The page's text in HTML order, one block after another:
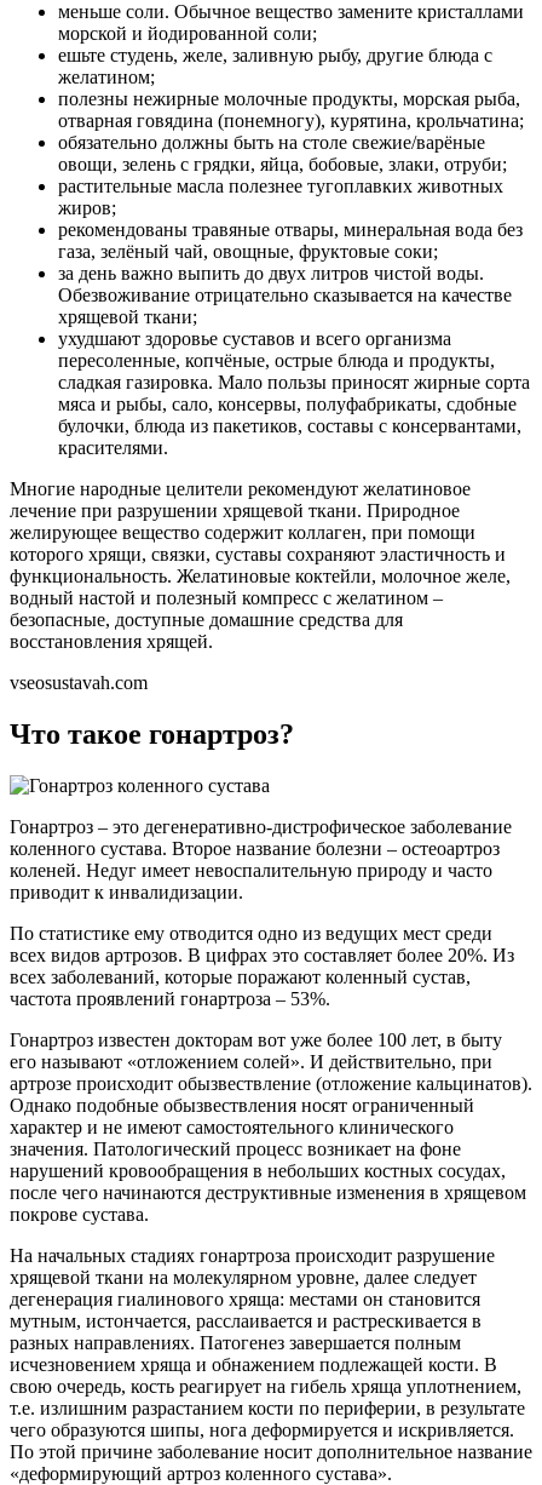
меньше соли. Обычное вещество замените кристаллами
морской и йодированной соли;
ешьте студень, желе, заливную рыбу, другие блюда с
желатином;
полезны нежирные молочные продукты, морская рыба,
отварная говядина (понемногу), курятина, крольчатина;
обязательно должны быть на столе свежие/варёные
овощи, зелень с грядки, яйца, бобовые, злаки, отруби;
растительные масла полезнее тугоплавких животных
жиров;
рекомендованы травяные отвары, минеральная вода без
газа, зелёный чай, овощные, фруктовые соки;
за день важно выпить до двух литров чистой воды.
Обезвоживание отрицательно сказывается на качестве
хрящевой ткани;
ухудшают здоровье суставов и всего организма
пересоленные, копчёные, острые блюда и продукты,
сладкая газировка. Мало пользы приносят жирные сорта
мяса и рыбы, сало, консервы, полуфабрикаты, сдобные
булочки, блюда из пакетиков, составы с консервантами,
красителями.
Многие народные целители рекомендуют желатиновое
лечение при разрушении хрящевой ткани. Природное
желирующее вещество содержит коллаген, при помощи
которого хрящи, связки, суставы сохраняют эластичность и
функциональность. Желатиновые коктейли, молочное желе,
водный настой и полезный компресс с желатином –
безопасные, доступные домашние средства для
восстановления хрящей.
vseosustavah.com
Что такое гонартроз?
Гонартроз – это дегенеративно-дистрофическое заболевание
коленного сустава. Второе название болезни – остеоартроз
коленей. Недуг имеет невоспалительную природу и часто
приводит к инвалидизации.
По статистике ему отводится одно из ведущих мест среди
всех видов артрозов. В цифрах это составляет более 20%. Из
всех заболеваний, которые поражают коленный сустав,
частота проявлений гонартроза – 53%.
Гонартроз известен докторам вот уже более 100 лет, в быту
его называют «отложением солей». И действительно, при
артрозе происходит обызвествление (отложение кальцинатов).
Однако подобные обызвествления носят ограниченный
характер и не имеют самостоятельного клинического
значения. Патологический процесс возникает на фоне
нарушений кровообращения в небольших костных сосудах,
после чего начинаются деструктивные изменения в хрящевом
покрове сустава.
На начальных стадиях гонартроза происходит разрушение
хрящевой ткани на молекулярном уровне, далее следует
дегенерация гиалинового хряща: местами он становится
мутным, истончается, расслаивается и растрескивается в
разных направлениях. Патогенез завершается полным
исчезновением хряща и обнажением подлежащей кости. В
свою очередь, кость реагирует на гибель хряща уплотнением,
т.е. излишним разрастанием кости по периферии, в результате
чего образуются шипы, нога деформируется и искривляется.
По этой причине заболевание носит дополнительное название
«деформирующий артроз коленного сустава».